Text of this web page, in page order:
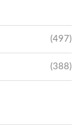
(497)
(388)